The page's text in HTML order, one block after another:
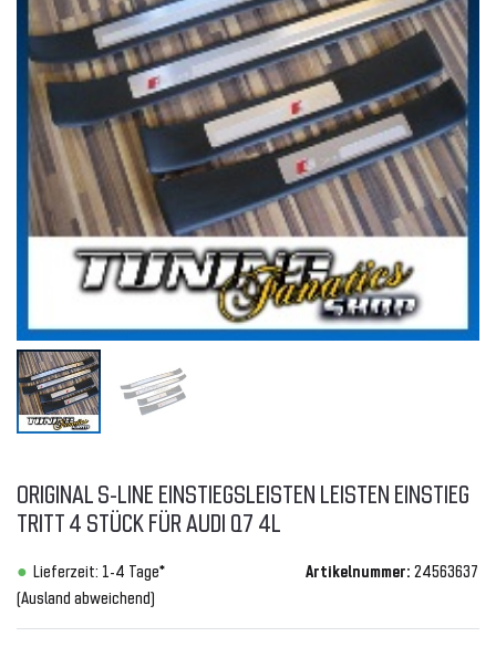
ORIGINAL S-LINE EINSTIEGSLEISTEN LEISTEN EINSTIEG
TRITT 4 STÜCK FÜR AUDI Q7 4L
Lieferzeit: 1-4 Tage*
(Ausland abweichend)
Artikelnummer: 24563637